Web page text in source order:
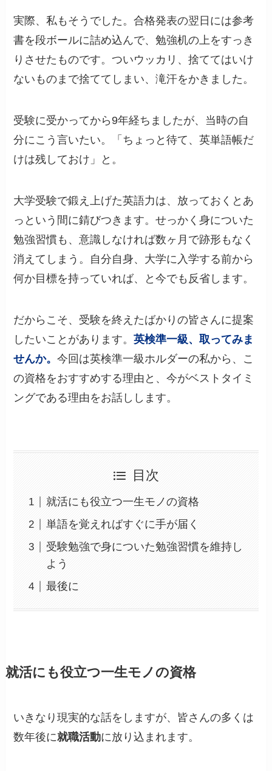
実際、私もそうでした。合格発表の翌日には参考
書を段ボールに詰め込んで、勉強机の上をすっき
りさせたものです。ついウッカリ、捨ててはいけ
ないものまで捨ててしまい、滝汗をかきました。
受験に受かってから9年経ちましたが、当時の自
分にこう言いたい。「ちょっと待て、英単語帳だ
けは残しておけ」と。
大学受験で鍛え上げた英語力は、放っておくとあ
っという間に錆びつきます。せっかく身についた
勉強習慣も、意識しなければ数ヶ月で跡形もなく
消えてしまう。自分自身、大学に入学する前から
何か目標を持っていれば、と今でも反省します。
だからこそ、受験を終えたばかりの皆さんに提案
したいことがあります。英検準一級、取ってみま
せんか。今回は英検準一級ホルダーの私から、こ
の資格をおすすめする理由と、今がベストタイミ
ングである理由をお話しします。
目次
就活にも役立つ一生モノの資格
単語を覚えればすぐに手が届く
受験勉強で身についた勉強習慣を維持し
よう
最後に
就活にも役立つ一生モノの資格
いきなり現実的な話をしますが、皆さんの多くは
数年後に就職活動に放り込まれます。